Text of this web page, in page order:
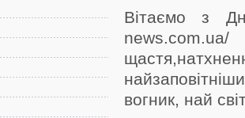
Вітаємо з
вогник, най